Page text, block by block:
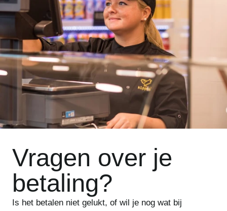
Vragen over je
betaling?
Is het betalen niet gelukt, of wil je nog wat bij